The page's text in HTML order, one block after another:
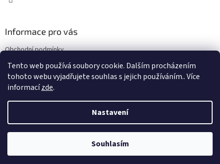
Tento web používá soubory cookie. Dalším procházením
tohoto webu vyjadřujete souhlas s jejich používáním.. Více
informacízde.
Nastavení
Souhlasím
Informace pro vás
Obchodní podmínky
Podmínky ochrany osobních údajů
Copyright 2026E-shop Zdravý život. Všechna práva vyhrazena.